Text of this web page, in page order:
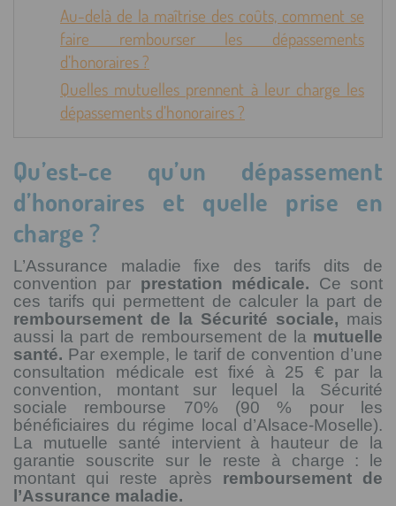
Au-delà de la maîtrise des coûts, comment se
faire rembourser les dépassements
d’honoraires ?
Quelles mutuelles prennent à leur charge les
dépassements d’honoraires ?
Qu’est-ce qu’un dépassement
d’honoraires et quelle prise en
charge ?
L’Assurance maladie fixe des tarifs dits de
convention par prestation médicale. Ce sont
ces tarifs qui permettent de calculer la part de
remboursement de la Sécurité sociale, mais
aussi la part de remboursement de la mutuelle
santé. Par exemple, le tarif de convention d’une
consultation médicale est fixé à 25 € par la
convention, montant sur lequel la Sécurité
sociale rembourse 70% (90 % pour les
bénéficiaires du régime local d’Alsace-Moselle).
La mutuelle santé intervient à hauteur de la
garantie souscrite sur le reste à charge : le
montant qui reste après remboursement de
l’Assurance maladie.